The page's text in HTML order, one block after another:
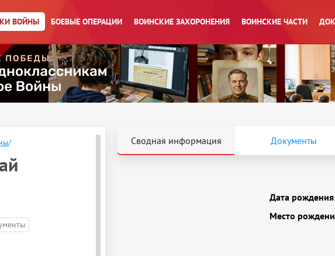
ВОЙНЫ БОЕВЫЕ ОПЕРАЦИИ ВОИНСКИЕ ЗАХОРОНЕНИЯ ВОИНСКИЕ ЧАСТИ
/ Сводная информация Документы
Дата рождения
Место